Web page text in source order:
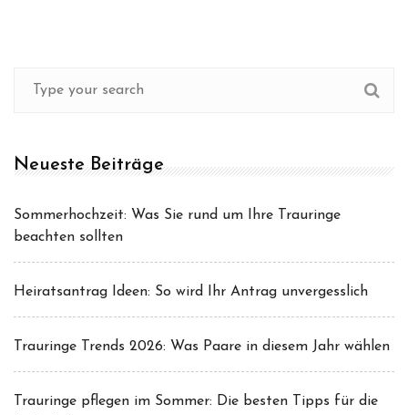
Neueste Beiträge
Sommerhochzeit: Was Sie rund um Ihre Trauringe
beachten sollten
Heiratsantrag Ideen: So wird Ihr Antrag unvergesslich
Trauringe Trends 2026: Was Paare in diesem Jahr wählen
Trauringe pflegen im Sommer: Die besten Tipps für die